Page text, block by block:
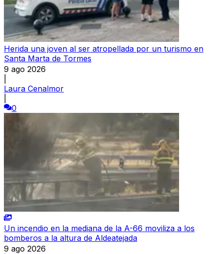
Herida una joven al ser atropellada por un turismo en
Santa Marta de Tormes
9 ago 2026
Laura Cenalmor
0
Un incendio en la mediana de la A-66 moviliza a los
bomberos a la altura de Aldeatejada
9 ago 2026